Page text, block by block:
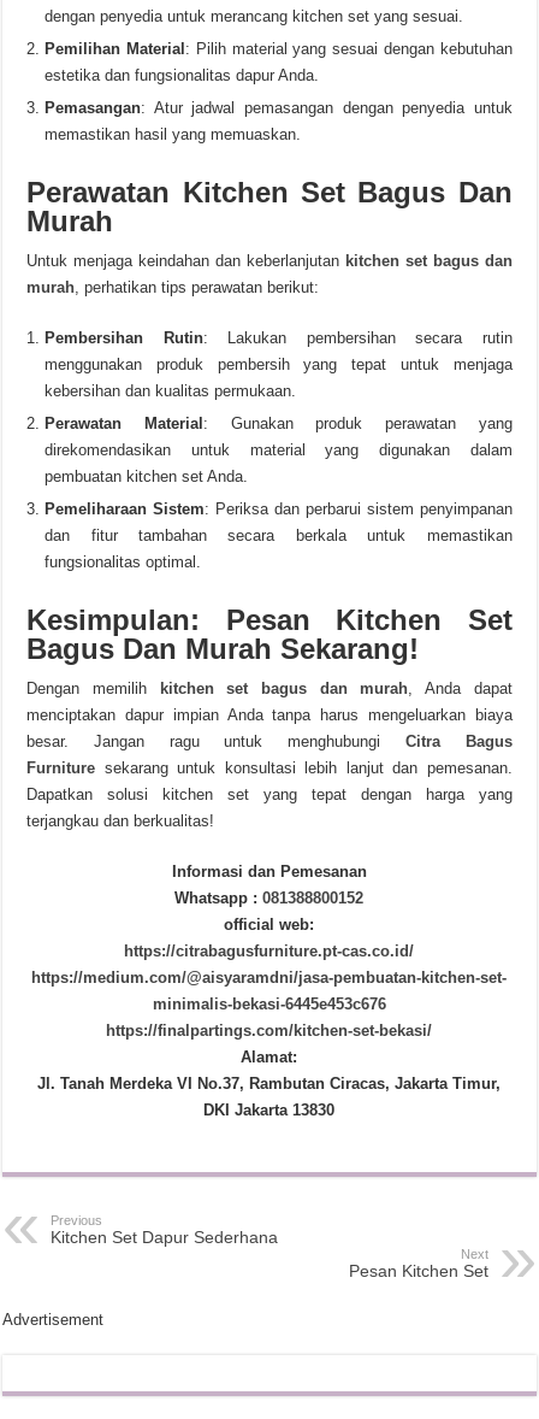
dengan penyedia untuk merancang kitchen set yang sesuai.
Pemilihan Material : Pilih material yang sesuai dengan kebutuhan
estetika dan fungsionalitas dapur Anda.
Pemasangan: Atur jadwal pemasangan dengan penyedia untuk
memastikan hasil yang memuaskan.
Perawatan Kitchen Set Bagus Dan
Murah
Untuk menjaga keindahan dan keberlanjutan kitchen set bagus dan
murah, perhatikan tips perawatan berikut:
Pembersihan Rutin: Lakukan pembersihan secara rutin
menggunakan produk pembersih yang tepat untuk menjaga
kebersihan dan kualitas permukaan.
Perawatan Material : Gunakan produk perawatan yang
direkomendasikan untuk material yang digunakan dalam
pembuatan kitchen set Anda.
Pemeliharaan Sistem: Periksa dan perbarui sistem penyimpanan
dan fitur tambahan secara berkala untuk memastikan
fungsionalitas optimal.
Kesimpulan: Pesan Kitchen Set
Bagus Dan Murah Sekarang!
Dengan memilih kitchen set bagus dan murah, Anda dapat
menciptakan dapur impian Anda tanpa harus mengeluarkan biaya
besar. Jangan ragu untuk menghubungi
Citra Bagus
Furniture sekarang untuk konsultasi lebih lanjut dan pemesanan.
Dapatkan solusi kitchen set yang tepat dengan harga yang
terjangkau dan berkualitas!
Informasi dan Pemesanan
Whatsapp :081388800152
official web:
https://citrabagusfurniture.pt-cas.co.id/
https://medium.com/@aisyaramdni/jasa-pembuatan-kitchen-set-
minimalis-bekasi-6445e453c676
https://finalpartings.com/kitchen-set-bekasi/
Alamat:
Jl. Tanah Merdeka VI No.37, Rambutan Ciracas, Jakarta Timur,
DKI Jakarta 13830
Previous
Kitchen Set Dapur Sederhana
Next
Pesan Kitchen Set
Advertisement